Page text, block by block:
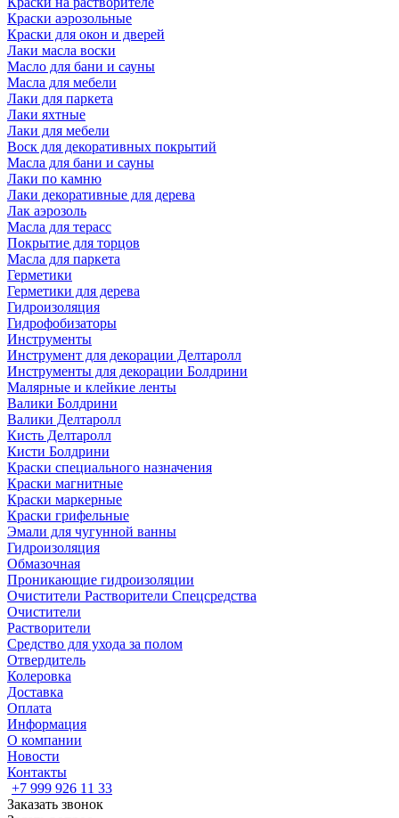
Краски аэрозольные
Краски для окон и дверей
Лаки масла воски
Масло для бани и сауны
Масла для мебели
Лаки для паркета
Лаки яхтные
Лаки для мебели
Воск для декоративных покрытий
Масла для бани и сауны
Лаки по камню
Лаки декоративные для дерева
Лак аэрозоль
Масла для терасс
Покрытие для торцов
Масла для паркета
Герметики
Герметики для дерева
Гидроизоляция
Гидрофобизаторы
Инструменты
Инструмент для декорации Делтаролл
Инструменты для декорации Болдрини
Малярные и клейкие ленты
Валики Болдрини
Валики Делтаролл
Кисть Делтаролл
Кисти Болдрини
Краски специального назначения
Краски магнитные
Краски маркерные
Краски грифельные
Эмали для чугунной ванны
Гидроизоляция
Обмазочная
Проникающие гидроизоляции
Очистители Растворители Спецсредства
Очистители
Растворители
Средство для ухода за полом
Отвердитель
Колеровка
Доставка
Оплата
Информация
О компании
Новости
Контакты
+7 999 926 11 33
Заказать звонок